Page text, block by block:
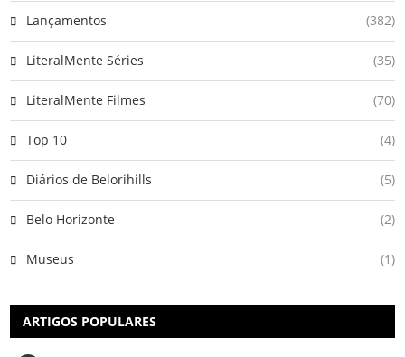
Lançamentos (382)
LiteralMente Séries (35)
LiteralMente Filmes (70)
Top 10 (4)
Diários de Belorihills (5)
Belo Horizonte (2)
Museus (1)
ARTIGOS POPULARES